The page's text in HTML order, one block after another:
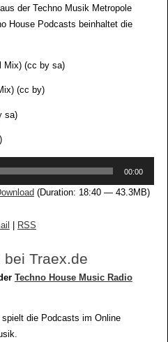
der Techno Musik Metropole
House Podcasts beinhaltet die
Mix) (cc by sa)
(cc by)
sa)
00:00
(Duration: 18:40 — 43.3MB)
RSS
Traex.de
Techno House Music Radio
die Podcasts im Online